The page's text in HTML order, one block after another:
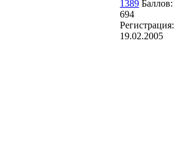
1389 Баллов:
694
Регистрация:
19.02.2005